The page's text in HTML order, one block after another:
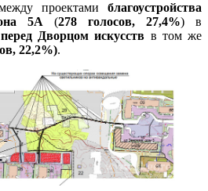
проектами благоустройства
5А (278 голосов, 27,4%) в
Дворцом искусств в том же
22,2%).